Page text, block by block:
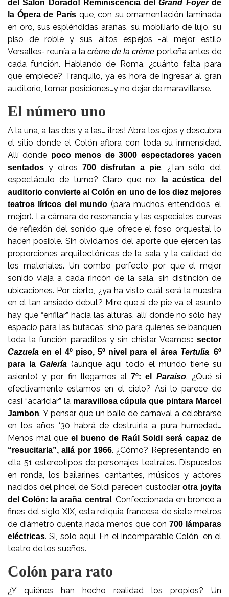
del Salón Dorado! Reminiscencia delGrand Foyerde
la Ópera de Parísque, con su ornamentación laminada
en oro, sus espléndidas arañas, su mobiliario de lujo, su
piso de roble y sus altos espejos -al mejor estilo
Versalles- reunía a la crème de la crème porteña antes de
cada función. Hablando de Roma, ¿cuánto falta para
que empiece? Tranquilo, ya es hora de ingresar al gran
auditorio, tomar posiciones…y no dejar de maravillarse.
El número uno
A la una, a las dos y a las… ¡tres! Abra los ojos y descubra
el sitio donde el Colón aflora con toda su inmensidad.
Allí donde poco menos de 3000 espectadores yacen
sentados y otros 700 disfrutan a pie. ¿Tan sólo del
espectáculo de turno? Claro que no:
la acústica del
auditorio convierte al Colón en uno de los diez mejores
teatros líricos del mundo (para muchos entendidos, el
mejor). La cámara de resonancia y las especiales curvas
de reflexión del sonido que ofrece el foso orquestal lo
hacen posible. Sin olvidarnos del aporte que ejercen las
proporciones arquitectónicas de la sala y la calidad de
los materiales. Un combo perfecto por que el mejor
sonido viaja a cada rincón de la sala, sin distinción de
ubicaciones. Por cierto, ¿ya ha visto cuál será la nuestra
en el tan ansiado debut? Mire que si de pie va el asunto
hay que “enfilar” hacia las alturas, allí donde no sólo hay
espacio para las butacas; sino para quienes se banquen
toda la función paraditos y sin chistar. Veamos: sector
Cazuela en el 4º piso, 5º nivel para el área Tertulia,6º
para
la Galería (aunque aquí todo el mundo tiene su
asiento) y por fin llegamos al 7º: el Paraíso. ¿Qué si
efectivamente estamos en el cielo? Así lo parece de
casi “acariciar” la maravillosa cúpula que pintara Marcel
Jambon. Y pensar que un baile de carnaval a celebrarse
en los años ‘30 habrá de destruirla a pura humedad…
Menos mal que el bueno de Raúl Soldi será capaz de
“resucitarla”, allá por 1966. ¿Cómo? Representando en
ella 51 estereotipos de personajes teatrales. Dispuestos
en ronda, los bailarines, cantantes, músicos y actores
nacidos del pincel de Soldi parecen custodiarotra joyita
del Colón: la araña central . Confeccionada en bronce a
fines del siglo XIX, esta reliquia francesa de siete metros
de diámetro cuenta nada menos que con 700 lámparas
eléctricas. Si, solo aquí. En el incomparable Colón, en el
teatro de los sueños.
Colón para rato
¿Y quiénes han hecho realidad los propios? Un